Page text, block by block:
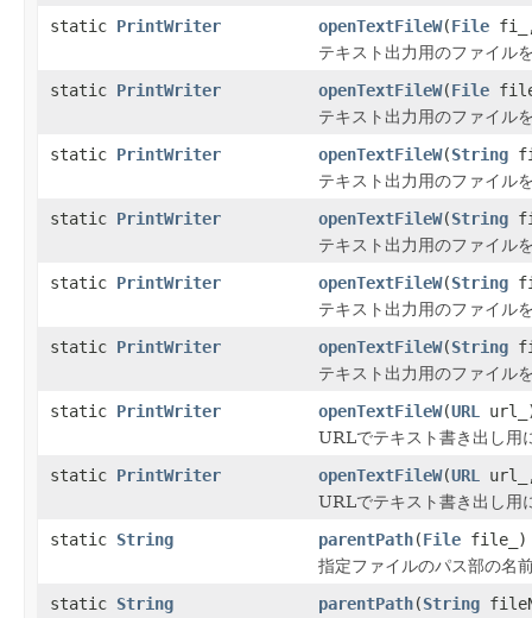
static PrintWriter openTextFileW(File
テキスト出力用のファイル
static PrintWriter openTextFileW(File
テキスト出力用のファイル
static PrintWriter openTextFileW(String
テキスト出力用のファイル
static PrintWriter openTextFileW(String
テキスト出力用のファイル
static PrintWriter openTextFileW(String
テキスト出力用のファイル
static PrintWriter openTextFileW(String
テキスト出力用のファイル
static PrintWriter openTextFileW(URL
URLでテキスト書き出し用
static PrintWriter openTextFileW(URL
URLでテキスト書き出し用
static String parentPath(File file_)
指定ファイルのパス部の名
static String parentPath(String